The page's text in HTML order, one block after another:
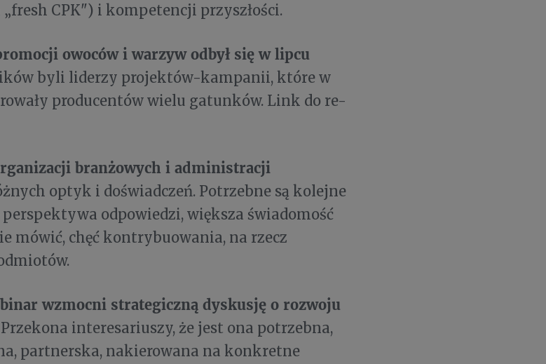
CPK") i kompetencji przyszłości.
owoców i warzyw odbył się w lipcu
byli liderzy projektów-kampanii, które w
producentów wielu gatunków. Link do re-
branżowych i administracji
optyk i doświadczeń. Potrzebne są kolejne
perspektywa odpowiedzi, większa świadomość
mówić, chęć kontrybuowania, na rzecz
wzmocni strategiczną dyskusję o rozwoju
interesariuszy, że jest ona potrzebna,
partnerska, nakierowana na konkretne